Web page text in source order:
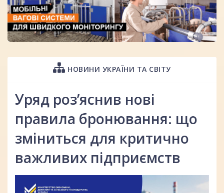
НОВИНИ УКРАЇНИ ТА СВІТУ
Уряд роз’яснив нові
правила бронювання: що
зміниться для критично
важливих підприємств